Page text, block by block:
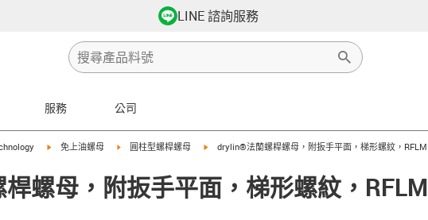
LINE 諮詢服務
服務 公司
igus-icon-arrow-right
免上油螺母 igus-icon-arrow-right
圓柱型螺桿螺母 igus-icon-arrow-right
drylin®法蘭螺桿螺母，附扳手平面，梯形螺紋，RFLM
螺母，附扳手平面，梯形螺紋，RFLM